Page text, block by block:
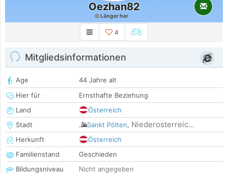
Oezhan82
Länger her
4
Mitgliedsinformationen
Age
44 Jahre alt
Hier für
Ernsthafte Beziehung
Land
Österreich
Stadt
Sankt Pölten, Niederosterreic...
Herkunft
Österreich
Familienstand
Geschieden
Bildungsniveau
Nicht angegeben